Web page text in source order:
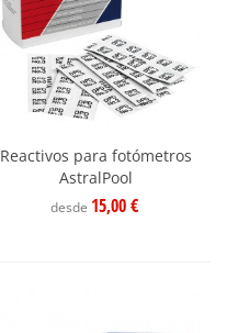
Reactivos para fotómetros
AstralPool
desde 15,00 €